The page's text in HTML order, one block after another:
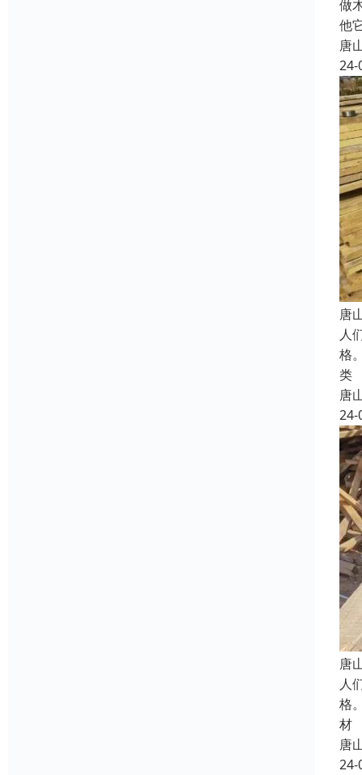
做
他
唐
24-
唐
人
格
类
唐
24-
唐
人
格
材
唐
24-